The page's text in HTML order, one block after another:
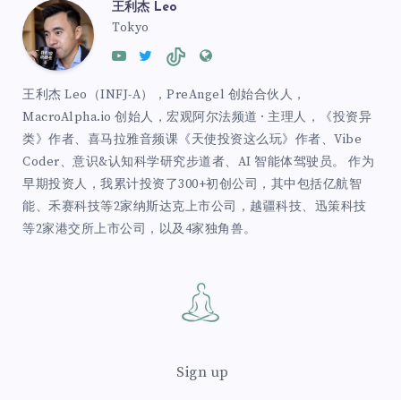
王利杰 Leo
Tokyo
王利杰 Leo（INFJ-A），PreAngel 创始合伙人，
MacroAlpha.io 创始人，宏观阿尔法频道 · 主理人，《投资异
类》作者、喜马拉雅音频课《天使投资这么玩》作者、Vibe
Coder、意识&认知科学研究步道者、AI 智能体驾驶员。 作为
早期投资人，我累计投资了300+初创公司，其中包括亿航智
能、禾赛科技等2家纳斯达克上市公司，越疆科技、迅策科技
等2家港交所上市公司，以及4家独角兽。
Sign up